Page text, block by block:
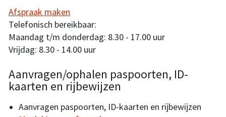
Afspraak maken
Telefonisch bereikbaar:
Maandag t/m donderdag: 8.30 - 17.00 uur
Vrijdag: 8.30 - 14.00 uur
Aanvragen/ophalen paspoorten, ID-
kaarten en rijbewijzen
Aanvragen paspoorten, ID-kaarten en rijbewijzen